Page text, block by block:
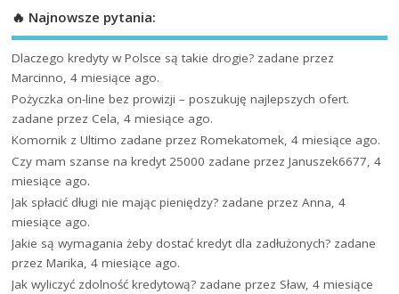
🔥 Najnowsze pytania:
Dlaczego kredyty w Polsce są takie drogie? zadane przez
Marcinno, 4 miesiące ago.
Pożyczka on-line bez prowizji – poszukuję najlepszych ofert.
zadane przez Cela, 4 miesiące ago.
Komornik z Ultimo zadane przez Romekatomek, 4 miesiące ago.
Czy mam szanse na kredyt 25000 zadane przez Januszek6677, 4
miesiące ago.
Jak spłacić długi nie mając pieniędzy? zadane przez Anna, 4
miesiące ago.
Jakie są wymagania żeby dostać kredyt dla zadłużonych? zadane
przez Marika, 4 miesiące ago.
Jak wyliczyć zdolność kredytową? zadane przez Sław, 4 miesiące